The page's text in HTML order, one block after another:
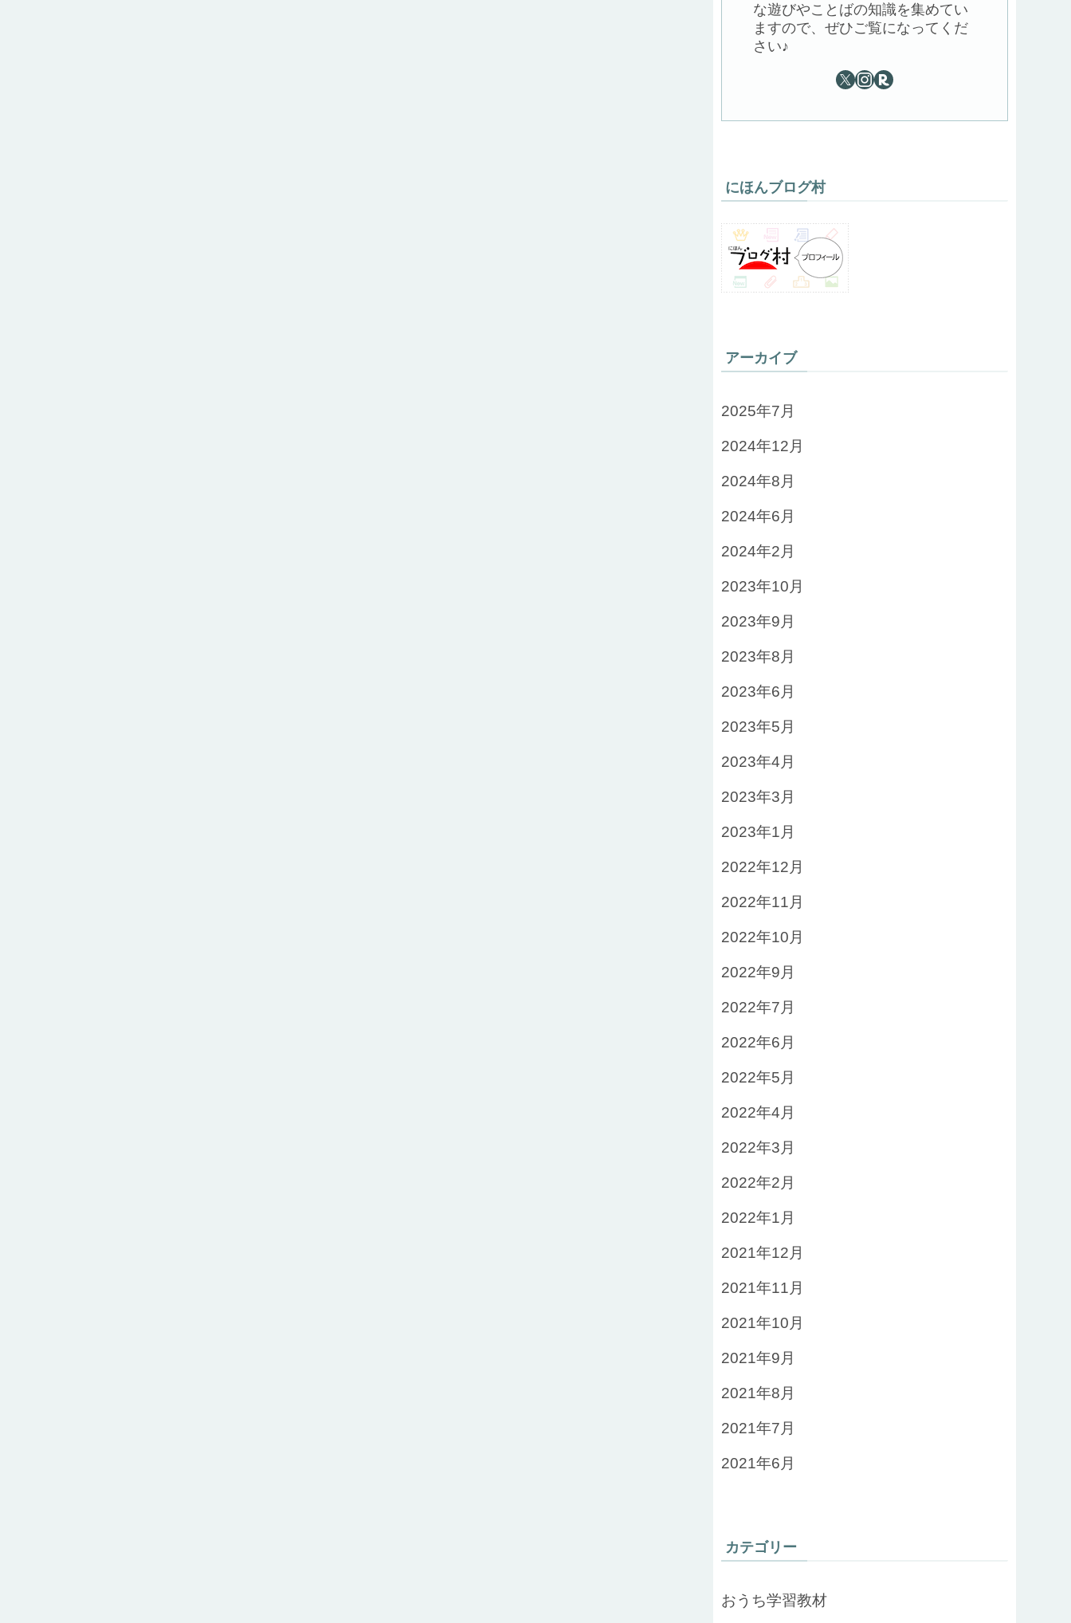
な遊びやことばの知識を集めてい
ますので、ぜひご覧になってくだ
さい♪
にほんブログ村
アーカイブ
2025年7月
2024年12月
2024年8月
2024年6月
2024年2月
2023年10月
2023年9月
2023年8月
2023年6月
2023年5月
2023年4月
2023年3月
2023年1月
2022年12月
2022年11月
2022年10月
2022年9月
2022年7月
2022年6月
2022年5月
2022年4月
2022年3月
2022年2月
2022年1月
2021年12月
2021年11月
2021年10月
2021年9月
2021年8月
2021年7月
2021年6月
カテゴリー
おうち学習教材